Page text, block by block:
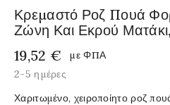
Κρεμαστό Ροζ Πουά
Ζώνη Και Εκρού
19,52 €
με ΦΠΑ
2-5 ημέρες
Χαριτωμένο, χειροποίητο ροζ